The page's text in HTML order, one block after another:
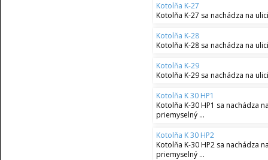
Kotolňa K-27
Kotolňa K-27 sa nachádza na
Kotolňa K-28
Kotolňa K-28 sa nachádza na
Kotolňa K-29
Kotolňa K-29 sa nachádza na
Kotolňa K 30 HP1
Kotolňa K-30 HP1 sa nachádza
priemyselný ...
Kotolňa K 30 HP2
Kotolňa K-30 HP2 sa nachádza
priemyselný ...